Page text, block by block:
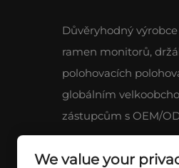
Důvěryhodný
ramen monitorů,
polohovacích
globálním
zástupcům s OEM/
We value your